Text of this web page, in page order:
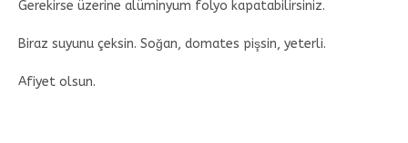
Gerekirse üzerine alüminyum folyo kapatabilirsiniz.
Biraz suyunu çeksin. Soğan, domates pişsin, yeterli.
Afiyet olsun.